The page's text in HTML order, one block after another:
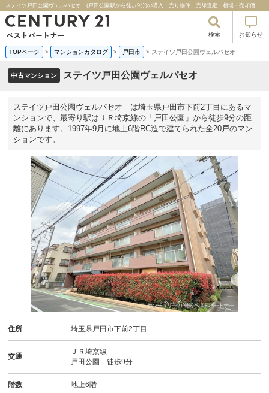
ステイツ戸田公園ヴェルパセオ (戸田公園駅から徒歩9分)の購入・売り物件、売却査定・相場・売却価格マンション情報｜センチュリー２１ベストパートナー
検索 お知らせ
TOPページ > マンションカタログ > 戸田市 > ステイツ戸田公園ヴェルパセオ
中古マンション ステイツ戸田公園ヴェルパセオ
ステイツ戸田公園ヴェルパセオ は埼玉県戸田市下前2丁目にあるマ
ンションで、最寄り駅はＪＲ埼京線の「戸田公園」から徒歩9分の距
離にあります。1997年9月に地上6階RC造で建てられた全20戸のマン
ションです。
住所 埼玉県戸田市下前2丁目
交通
ＪＲ埼京線
戸田公園 徒歩9分
階数 地上6階